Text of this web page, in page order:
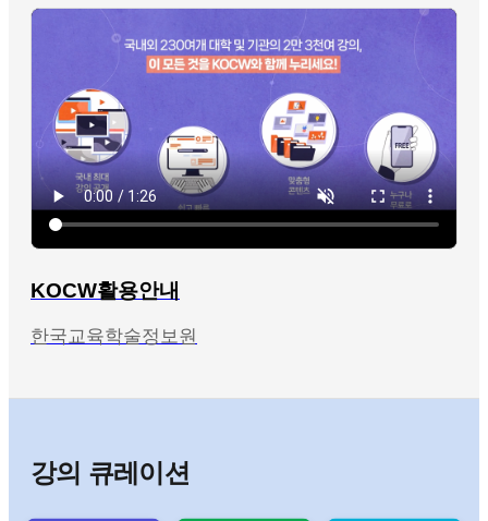
KOCW활용안내
한국교육학술정보원
강의 큐레이션